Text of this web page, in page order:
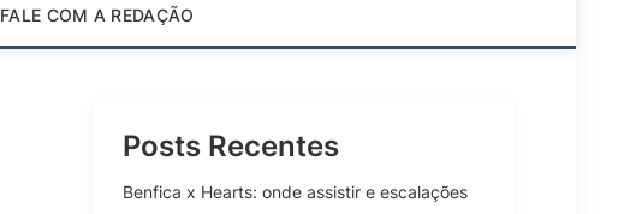
FALE COM A REDAÇÃO
Posts Recentes
Benfica x Hearts: onde assistir e escalações